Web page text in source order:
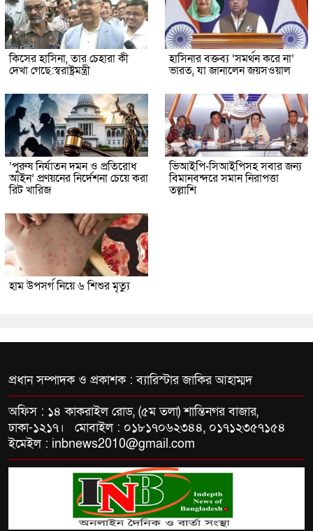
কিসের হাসিনা, তার চেহারা কী
দেখা গেছে:স্বরাষ্ট্রমন্ত্রী
হাসিনার বক্তব্য ‘সমর্থন করে না’
ভারত, যা জানালেন জয়সওয়াল
‘পুরুষ নির্যাতন দমন ও প্রতিরোধ
আইন’ প্রণয়নের নির্দেশনা চেয়ে করা
রিট খারিজ
ভিআইপি-সিআইপিসহ সবার জন্য
বিমানবন্দরে সমান নিরাপত্তা
তল্লাশি
হাম উপসর্গ নিয়ে ৬ শিশুর মৃত্যু
প্রধান সম্পাদক ও প্রকাশক : ব্যারিস্টার জাকির আহাম্মদ
অফিস : ১৪ কাকরাইল রোড, (৫ম তলা) শান্তিনগর বাজার,
ঢাকা-১২১৭। মোবাইল : ০১৮১৭০৬২৩৪৪, ০১৭১২৩৫৭১৫৪
ইমেইল : inbnews2010@gmail.com